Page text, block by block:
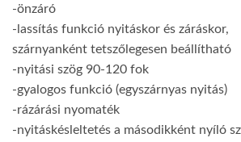
-önzáró
-lassítás funkció nyitáskor és záráskor,
szárnyanként tetszőlegesen beállítható
-nyitási szög 90-120 fok
-gyalogos funkció (egyszárnyas nyitás)
-rázárási nyomaték
-nyitáskésleltetés a másodikként nyíló